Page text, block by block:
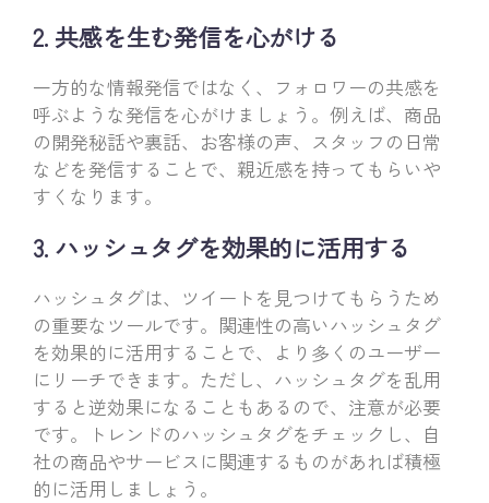
2. 共感を生む発信を心がける
一方的な情報発信ではなく、フォロワーの共感を
呼ぶような発信を心がけましょう。例えば、商品
の開発秘話や裏話、お客様の声、スタッフの日常
などを発信することで、親近感を持ってもらいや
すくなります。
3. ハッシュタグを効果的に活用する
ハッシュタグは、ツイートを見つけてもらうため
の重要なツールです。関連性の高いハッシュタグ
を効果的に活用することで、より多くのユーザー
にリーチできます。ただし、ハッシュタグを乱用
すると逆効果になることもあるので、注意が必要
です。トレンドのハッシュタグをチェックし、自
社の商品やサービスに関連するものがあれば積極
的に活用しましょう。